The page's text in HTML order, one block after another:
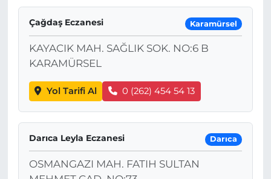
Çağdaş Eczanesi Karamürsel
KAYACIK MAH. SAĞLIK SOK. NO:6 B
KARAMÜRSEL
Yol Tarifi Al 0 (262) 454 54 13
Darıca Leyla Eczanesi Darıca
OSMANGAZI MAH. FATIH SULTAN